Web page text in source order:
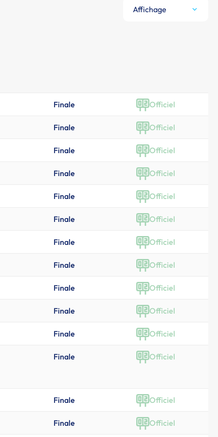
Affichage
Finale Officiel
Finale Officiel
Finale Officiel
Finale Officiel
Finale Officiel
Finale Officiel
Finale Officiel
Finale Officiel
Finale Officiel
Finale Officiel
Finale Officiel
Finale Officiel
Finale Officiel
Finale Officiel